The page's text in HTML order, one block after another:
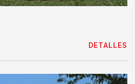
DETALLES